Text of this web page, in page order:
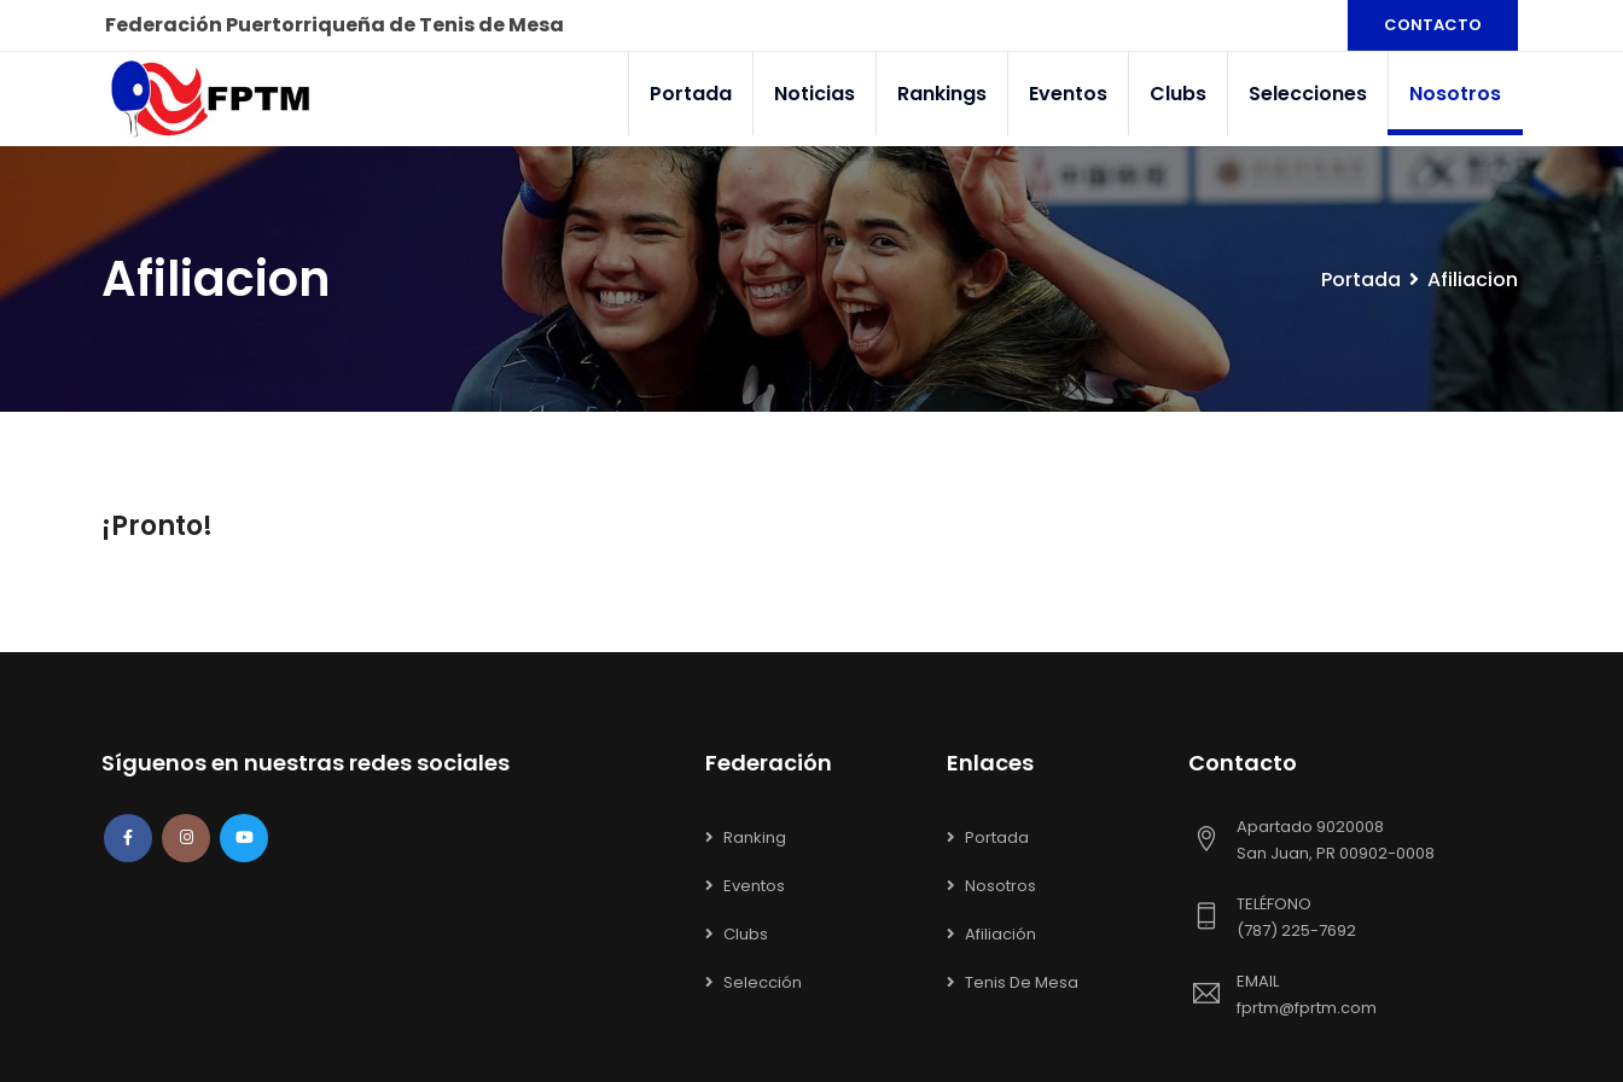
Federación Puertorriqueña de Tenis de Mesa CONTACTO
Portada Noticias Rankings Eventos Clubs Selecciones Nosotros
Afiliacion Portada Afiliacion
¡Pronto!
Síguenos en nuestras redes sociales Federación
Ranking
Eventos
Clubs
Selección
Enlaces
Portada
Nosotros
Afiliación
Tenis De Mesa
Contacto
Apartado 9020008
San Juan, PR 00902-0008
TELÉFONO
(787) 225-7692
EMAIL
fprtm@fprtm.com